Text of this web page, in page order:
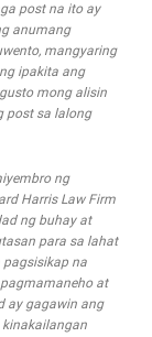
post na ito ay
anumang
mangyaring
ipakita ang
mong alisin
post sa lalong
ng
Harris Law Firm
ng buhay at
para sa lahat
pagsisikap na
at
ay gagawin ang